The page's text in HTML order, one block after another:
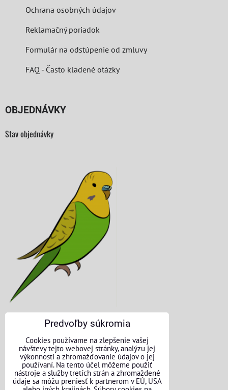
Ochrana osobných údajov
Reklamačný poriadok
Formulár na odstúpenie od zmluvy
FAQ - Často kladené otázky
OBJEDNÁVKY
Stav objednávky
KONTAKTNÉ ÚDAJE
O nás
Kontakt
Predvoľby súkromia
Cookies používame na zlepšenie vašej
návštevy tejto webovej stránky, analýzu jej
výkonnosti a zhromažďovanie údajov o jej
používaní. Na tento účel môžeme použiť
nástroje a služby tretích strán a zhromaždené
údaje sa môžu preniesť k partnerom v EÚ, USA